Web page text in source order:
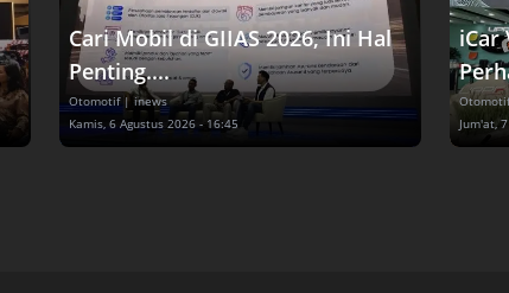
Cari Mobil di GIIAS 2026, Ini Hal
Penting....
Otomotif | inews
Kamis, 6 Agustus 2026 - 16:45
iCar
Jum'at,